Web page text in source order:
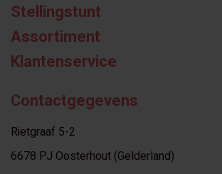
Stellingstunt
Assortiment
Klantenservice
Contactgegevens
Rietgraaf 5-2
6678 PJ Oosterhout (Gelderland)